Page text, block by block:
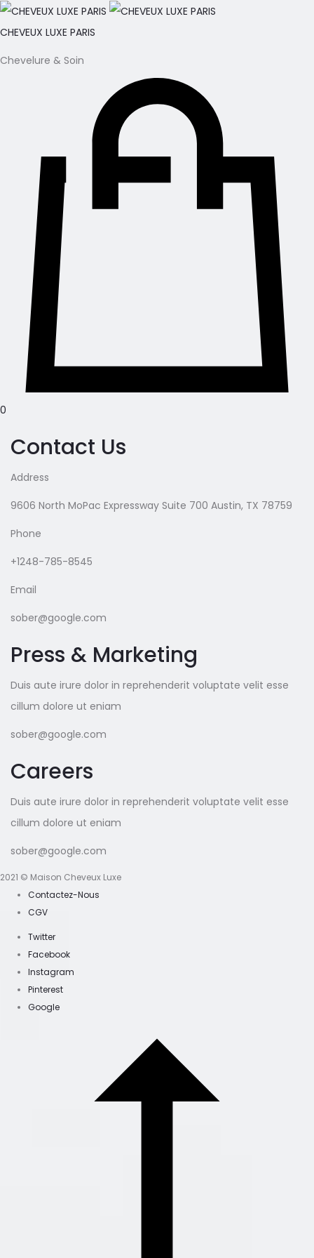
CHEVEUX LUXE PARIS
Chevelure & Soin
0
Contact Us
Address
9606 North MoPac Expressway Suite 700 Austin, TX 78759
Phone
+1248-785-8545
Email
sober@google.com
Press & Marketing
Duis aute irure dolor in reprehenderit voluptate velit esse
cillum dolore ut eniam
sober@google.com
Careers
Duis aute irure dolor in reprehenderit voluptate velit esse
cillum dolore ut eniam
sober@google.com
2021 © Maison Cheveux Luxe
Contactez-Nous
CGV
Twitter
Facebook
Instagram
Pinterest
Google